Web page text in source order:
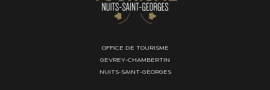
OFFICE DE TOURISME
GEVREY-CHAMBERTIN
NUITS-SAINT-GEORGES